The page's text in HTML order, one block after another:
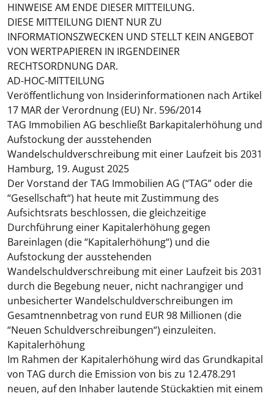
HINWEISE AM ENDE DIESER MITTEILUNG.
DIESE MITTEILUNG DIENT NUR ZU
INFORMATIONSZWECKEN UND STELLT KEIN ANGEBOT
VON WERTPAPIEREN IN IRGENDEINER
RECHTSORDNUNG DAR.
AD-HOC-MITTEILUNG
Veröffentlichung von Insiderinformationen nach Artikel
17 MAR der Verordnung (EU) Nr. 596/2014
TAG Immobilien AG beschließt Barkapitalerhöhung und
Aufstockung der ausstehenden
Wandelschuldverschreibung mit einer Laufzeit bis 2031
Hamburg, 19. August 2025
Der Vorstand der TAG Immobilien AG (“TAG” oder die
“Gesellschaft“) hat heute mit Zustimmung des
Aufsichtsrats beschlossen, die gleichzeitige
Durchführung einer Kapitalerhöhung gegen
Bareinlagen (die “Kapitalerhöhung“) und die
Aufstockung der ausstehenden
Wandelschuldverschreibung mit einer Laufzeit bis 2031
durch die Begebung neuer, nicht nachrangiger und
unbesicherter Wandelschuldverschreibungen im
Gesamtnennbetrag von rund EUR 98 Millionen (die
“Neuen Schuldverschreibungen“) einzuleiten.
Kapitalerhöhung
Im Rahmen der Kapitalerhöhung wird das Grundkapital
von TAG durch die Emission von bis zu 12.478.291
neuen, auf den Inhaber lautende Stückaktien mit einem